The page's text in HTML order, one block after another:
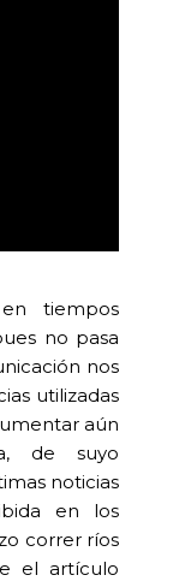
tiempos
no pasa
nos
utilizadas
aún
de suyo
noticias
en los
correr ríos
el artículo